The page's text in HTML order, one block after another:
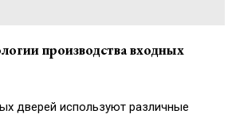
производства входных
дверей используют различные